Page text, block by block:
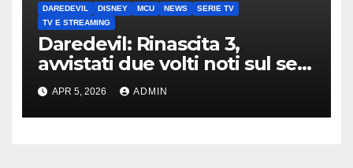
DAREDEVIL DISNEY MCU NEWS
SERIE TV
TV E STREAMING
Daredevil: Rinascita 3,
avvistati due volti noti sul set
di New York
APR 5, 2026 ADMIN